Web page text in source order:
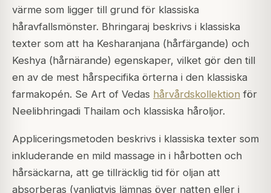
värme som ligger till grund för klassiska
håravfallsmönster. Bhringaraj beskrivs i klassiska
texter som att ha Kesharanjana (hårfärgande) och
Keshya (hårnärande) egenskaper, vilket gör den till
en av de mest hårspecifika örterna i den klassiska
farmakopén. Se Art of Vedas hårvårdskollektion för
Neelibhringadi Thailam och klassiska håroljor.
Appliceringsmetoden beskrivs i klassiska texter som
inkluderande en mild massage in i hårbotten och
hårsäckarna, att ge tillräcklig tid för oljan att
absorberas (vanligtvis lämnas över natten eller i